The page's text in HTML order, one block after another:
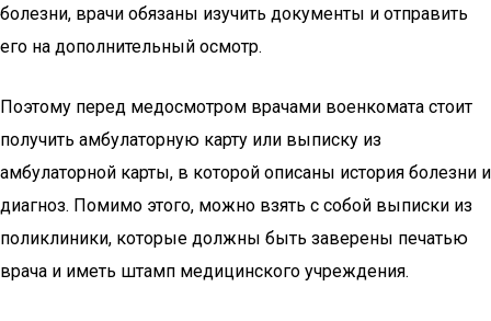
болезни, врачи обязаны изучить документы и отправить
его на дополнительный осмотр.
Поэтому перед медосмотром врачами военкомата стоит
получить амбулаторную карту или выписку из
амбулаторной карты, в которой описаны история болезни и
диагноз. Помимо этого, можно взять с собой выписки из
поликлиники, которые должны быть заверены печатью
врача и иметь штамп медицинского учреждения.